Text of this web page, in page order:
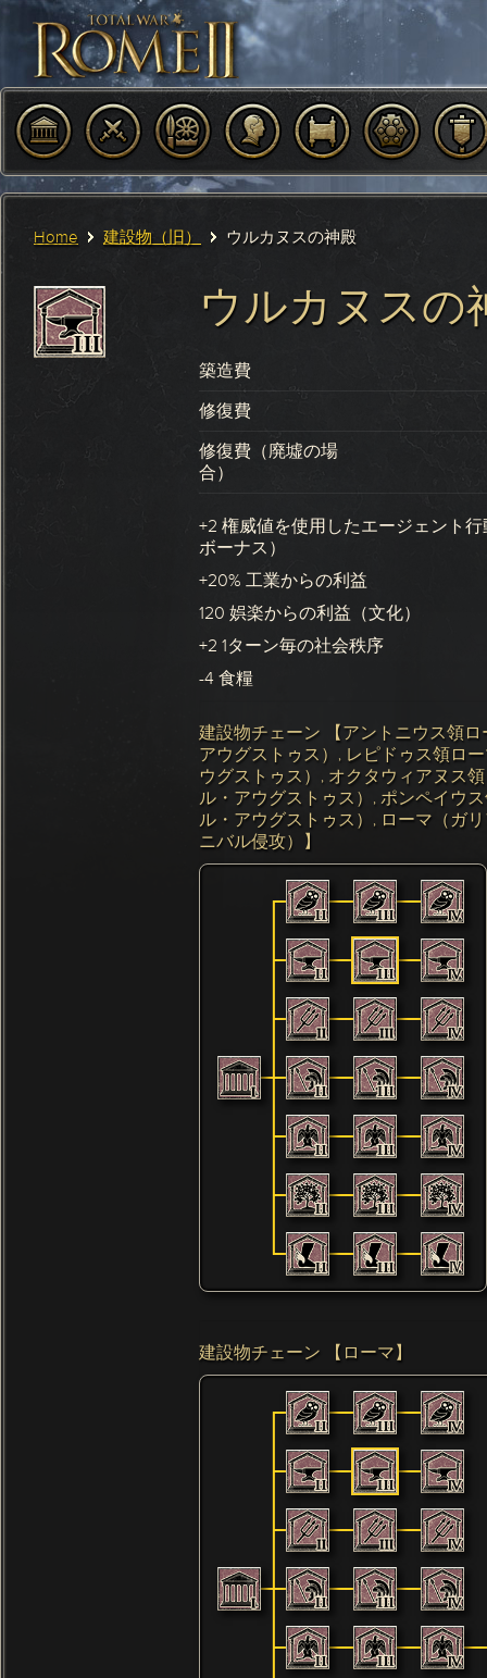
Home 建設物（旧） ウルカヌスの神殿
ウルカヌスの
築造費
修復費
修復費（廃墟の場
合）
+2 権威値を使用したエージェント
ボーナス）
+20% 工業からの利益
120 娯楽からの利益（文化）
+2 1ターン毎の社会秩序
-4 食糧
建設物チェーン 【アントニウス領
アウグストゥス）, レピドゥス領ロ
ウグストゥス）, オクタウィアヌス
ル・アウグストゥス）, ポンペイウ
ル・アウグストゥス）, ローマ（ガ
ニバル侵攻）】
建設物チェーン 【ローマ】